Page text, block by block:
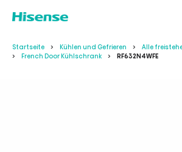
Startseite Kühlen und Gefrieren
Alle
French Door Kühlschrank
RF632N4WFE